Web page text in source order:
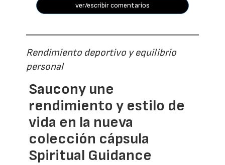
ver/escribir comentarios
Rendimiento deportivo y equilibrio
personal
Saucony une
rendimiento y estilo de
vida en la nueva
colección cápsula
Spiritual Guidance